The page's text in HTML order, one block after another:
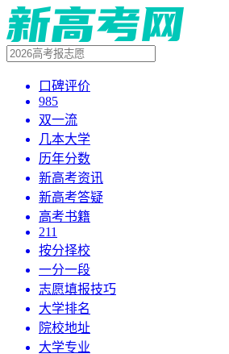
口碑评价
985
双一流
几本大学
历年分数
新高考资讯
新高考答疑
高考书籍
211
按分择校
一分一段
志愿填报技巧
大学排名
院校地址
大学专业